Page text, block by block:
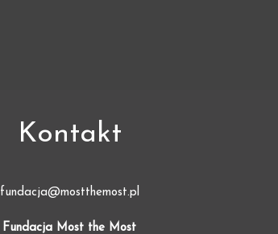
Kontakt
fundacja@mostthemost.pl
Fundacja Most the Most